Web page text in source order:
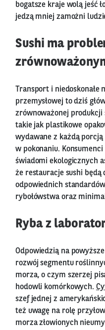
bogatsze kraje wolą jeść
jedzą mniej zamożni
Sushi ma
Transport i
przemysłowej to dziś
zrównoważonej produkcji
takie jak plastikowe
wydawane z każdą porcją
w pokonaniu.
świadomi ekologicznych
że restauracje sushi będą
odpowiednich
rybołówstwa oraz
Ryba z
Odpowiedzią na
rozwój segmentu
morza, o czym szerzej
hodowli komórkowych.
szef jednej z
też uwagę na rolę
morza złowionych